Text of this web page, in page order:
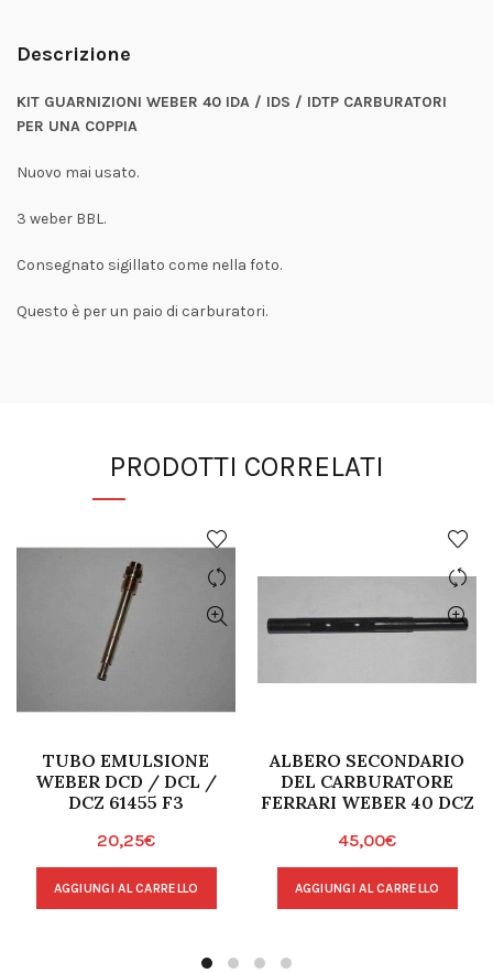
Descrizione
KIT GUARNIZIONI WEBER 40 IDA / IDS / IDTP CARBURATORI
PER UNA COPPIA
Nuovo mai usato.
3 weber BBL.
Consegnato sigillato come nella foto.
Questo è per un paio di carburatori.
PRODOTTI CORRELATI
TUBO EMULSIONE
WEBER DCD / DCL /
DCZ 61455 F3
20,25€
AGGIUNGI AL CARRELLO
ALBERO SECONDARIO
DEL CARBURATORE
FERRARI WEBER 40 DCZ
45,00€
AGGIUNGI AL CARRELLO